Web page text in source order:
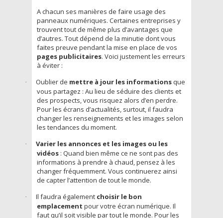
A chacun ses manières de faire usage des
panneaux numériques. Certaines entreprises y
trouvent tout de même plus d’avantages que
d’autres. Tout dépend de la minutie dont vous
faites preuve pendant la mise en place de vos
pages publicitaires. Voici justement les erreurs
à éviter :
· Oublier de mettre à jour les informationsque
vous partagez : Au lieu de séduire des clients et
des prospects, vous risquez alors d’en perdre.
Pour les écrans d’actualités, surtout, il faudra
changer les renseignements et les images selon
les tendances du moment.
·
Varier les annonces et les images ou les
vidéos : Quand bien même ce ne sont pas des
informations à prendre à chaud, pensez à les
changer fréquemment. Vous continuerez ainsi
de capter l’attention de tout le monde.
· Il faudra également choisir le bon
emplacement pour votre écran numérique. Il
faut qu’il soit visible par tout le monde. Pour les